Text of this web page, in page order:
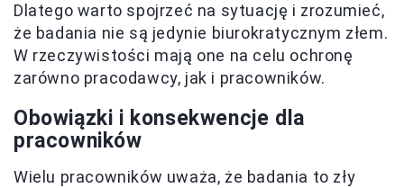
Dlatego warto spojrzeć na sytuację i zrozumieć,
że badania nie są jedynie biurokratycznym złem.
W rzeczywistości mają one na celu ochronę
zarówno pracodawcy, jak i pracowników.
Obowiązki i konsekwencje dla
pracowników
Wielu pracowników uważa, że badania to zły